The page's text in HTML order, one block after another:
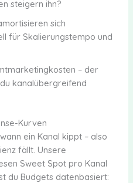
steigern ihn?
sich
für Skalierungstempo und
– der
kanalübergreifend
Kurven
ein Kanal kippt – also
fällt. Unsere
Sweet Spot pro Kanal
du Budgets datenbasiert: